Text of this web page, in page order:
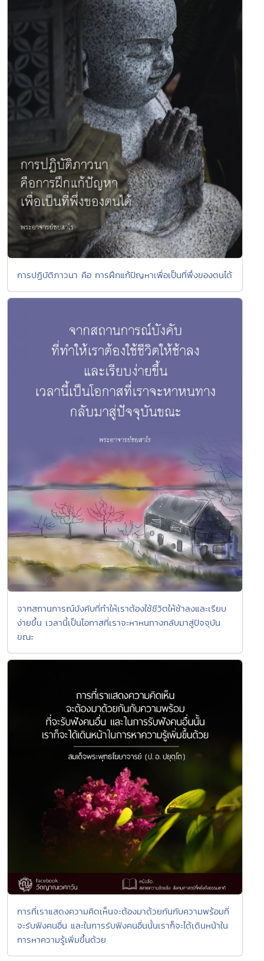
การปฏิบัติภาวนา คือ การฝึกแก้ปัญหาเพื่อเป็นที่พึ่งของตนได้
จากสถานการณ์บังคับที่ทำให้เราต้องใช้ชีวิตให้ช้าลงและเรียบ
ง่ายขึ้น เวลานี้เป็นโอกาสที่เราจะหาหนทางกลับมาสู่ปัจจุบัน
ขณะ
การที่เราแสดงความคิดเห็นจะต้องมาด้วยกันกับความพร้อมที่
จะรับฟังคนอื่น และในการรับฟังคนอื่นนั้นเราก็จะได้เดินหน้าใน
การหาความรู้เพิ่มขึ้นด้วย